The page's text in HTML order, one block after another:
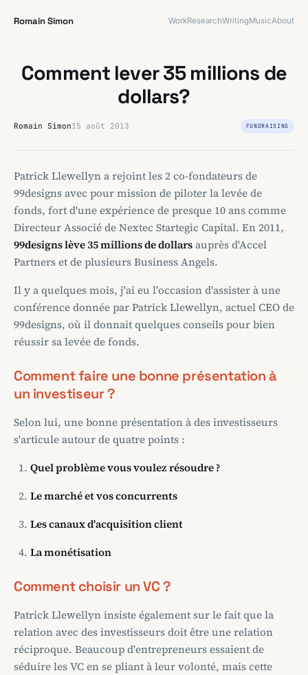
Romain Simon WorkResearchWritingMusicAbout
Comment lever 35 millions de
dollars?
Romain Simon15 août 2013 FUNDRAISING
Patrick Llewellyn a rejoint les 2 co-fondateurs de
99designs avec pour mission de piloter la levée de
fonds, fort d'une expérience de presque 10 ans comme
Directeur Associé de Nextec Startegic Capital. En 2011,
99designs lève 35 millions de dollarsauprès d'Accel
Partners et de plusieurs Business Angels.
Il y a quelques mois, j'ai eu l'occasion d'assister à une
conférence donnée par Patrick Llewellyn, actuel CEO de
99designs, où il donnait quelques conseils pour bien
réussir sa levée de fonds.
Comment faire une bonne présentation à
un investiseur ?
Selon lui, une bonne présentation à des investisseurs
s'articule autour de quatre points :
Quel problème vous voulez résoudre ?
Le marché et vos concurrents
Les canaux d'acquisition client
La monétisation
Comment choisir un VC ?
Patrick Llewellyn insiste également sur le fait que la
relation avec des investisseurs doit être une relation
réciproque. Beaucoup d'entrepreneurs essaient de
séduire les VC en se pliant à leur volonté, mais cette